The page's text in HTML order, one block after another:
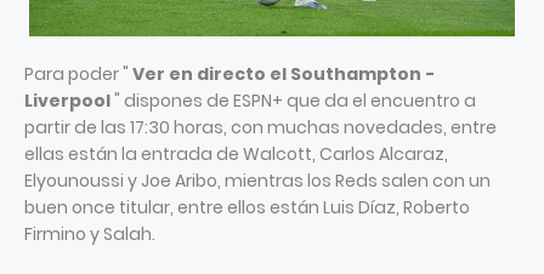
Para poder " Ver en directo el Southampton -
Liverpool" dispones de ESPN+ que da el encuentro a
partir de las 17:30 horas, con muchas novedades, entre
ellas están la entrada de Walcott, Carlos Alcaraz,
Elyounoussi y Joe Aribo, mientras los Reds salen con un
buen once titular, entre ellos están Luis Díaz, Roberto
Firmino y Salah.